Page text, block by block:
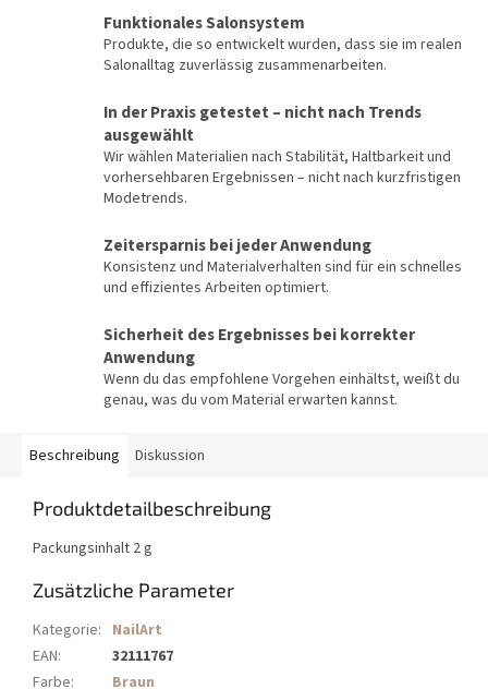
Funktionales Salonsystem
Produkte, die so entwickelt wurden, dass sie im realen
Salonalltag zuverlässig zusammenarbeiten.
In der Praxis getestet – nicht nach Trends
ausgewählt
Wir wählen Materialien nach Stabilität, Haltbarkeit und
vorhersehbaren Ergebnissen – nicht nach kurzfristigen
Modetrends.
Zeitersparnis bei jeder Anwendung
Konsistenz und Materialverhalten sind für ein schnelles
und effizientes Arbeiten optimiert.
Sicherheit des Ergebnisses bei korrekter
Anwendung
Wenn du das empfohlene Vorgehen einhältst, weißt du
genau, was du vom Material erwarten kannst.
Beschreibung Diskussion
Produktdetailbeschreibung
Packungsinhalt 2 g
Zusätzliche Parameter
Kategorie: NailArt
EAN:
32111767
Farbe: Braun